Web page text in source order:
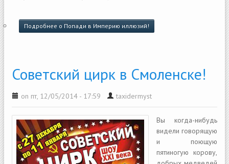
Подробнее о Попади в Империю иллюзий!
Советский цирк в Смоленске!
on пт, 12/05/2014 - 17:59 taxidermyst
Вы когда-нибудь
видели говорящую
и поющую
пятиногую корову,